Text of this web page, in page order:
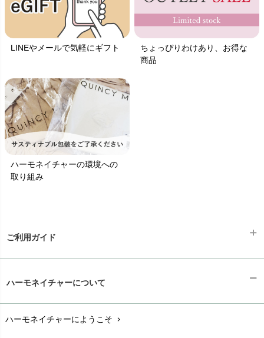
LINEやメールで気軽にギフト
ちょっぴりわけあり、お得な
商品
ハーモネイチャーの環境への
取り組み
ご利用ガイド
配送と送料chevron_right
ハーモネイチャーについて
ハーモネイチャーにようこそ chevron_right